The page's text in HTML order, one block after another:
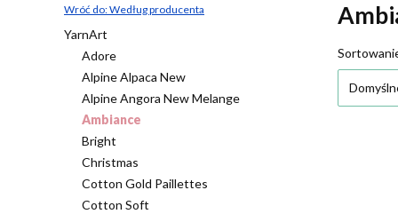
Wróć do: Według producenta
YarnArt
Adore
Alpine Alpaca New
Alpine Angora New Melange
Ambiance
Bright
Christmas
Cotton Gold Paillettes
Cotton Soft
Lista